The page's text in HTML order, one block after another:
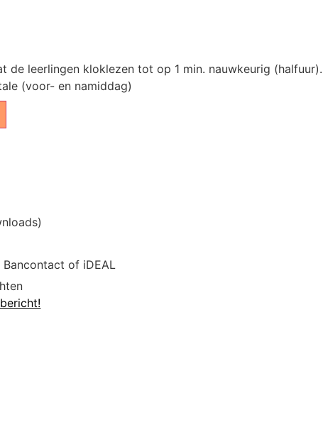
de leerlingen kloklezen tot op 1 min. nauwkeurig
(voor- en namiddag)
of iDEAL